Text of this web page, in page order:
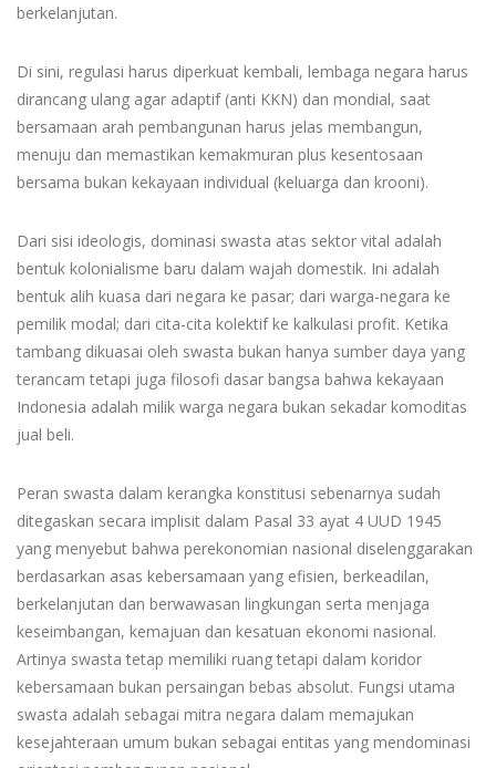
berkelanjutan.
Di sini, regulasi harus diperkuat kembali, lembaga negara harus
dirancang ulang agar adaptif (anti KKN) dan mondial, saat
bersamaan arah pembangunan harus jelas membangun,
menuju dan memastikan kemakmuran plus kesentosaan
bersama bukan kekayaan individual (keluarga dan krooni).
Dari sisi ideologis, dominasi swasta atas sektor vital adalah
bentuk kolonialisme baru dalam wajah domestik. Ini adalah
bentuk alih kuasa dari negara ke pasar; dari warga-negara ke
pemilik modal; dari cita-cita kolektif ke kalkulasi profit. Ketika
tambang dikuasai oleh swasta bukan hanya sumber daya yang
terancam tetapi juga filosofi dasar bangsa bahwa kekayaan
Indonesia adalah milik warga negara bukan sekadar komoditas
jual beli.
Peran swasta dalam kerangka konstitusi sebenarnya sudah
ditegaskan secara implisit dalam Pasal 33 ayat 4 UUD 1945
yang menyebut bahwa perekonomian nasional diselenggarakan
berdasarkan asas kebersamaan yang efisien, berkeadilan,
berkelanjutan dan berwawasan lingkungan serta menjaga
keseimbangan, kemajuan dan kesatuan ekonomi nasional.
Artinya swasta tetap memiliki ruang tetapi dalam koridor
kebersamaan bukan persaingan bebas absolut. Fungsi utama
swasta adalah sebagai mitra negara dalam memajukan
kesejahteraan umum bukan sebagai entitas yang mendominasi